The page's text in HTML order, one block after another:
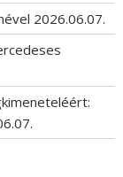
2026.06.07.